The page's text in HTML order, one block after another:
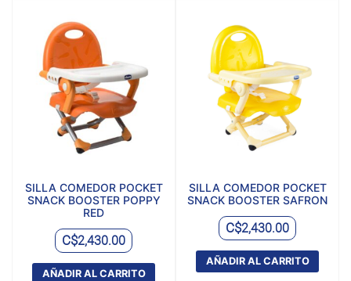
SILLA COMEDOR POCKET
SNACK BOOSTER POPPY
RED
C$2,430.00
AÑADIR AL CARRITO
SILLA COMEDOR POCKET
SNACK BOOSTER SAFRON
C$2,430.00
AÑADIR AL CARRITO